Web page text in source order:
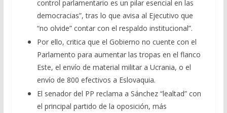
control parlamentario es un pilar esencial en las
democracias”, tras lo que avisa al Ejecutivo que
“no olvide” contar con el respaldo institucional”.
Por ello, critica que el Gobierno no cuente con el
Parlamento para aumentar las tropas en el flanco
Este, el envío de material militar a Ucrania, o el
envío de 800 efectivos a Eslovaquia.
El senador del PP reclama a Sánchez “lealtad” con
el principal partido de la oposición, más